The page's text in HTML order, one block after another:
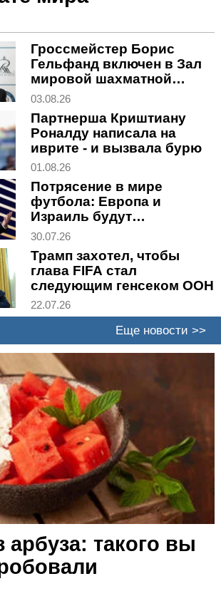
Гроссмейстер Борис
Гельфанд включен в Зал
мировой шахматной
славы
03.08.26
Партнерша Криштиану
Роналду написала на
иврите - и вызвала бурю
01.08.26
Потрясение в мире
футбола: Европа и
Израиль будут
бойкотировать ЧМ
30.07.26
Трамп захотел, чтобы
глава FIFA стал
следующим генсеком ООН
22.07.26
Еще новости >>
арбуза: такого вы